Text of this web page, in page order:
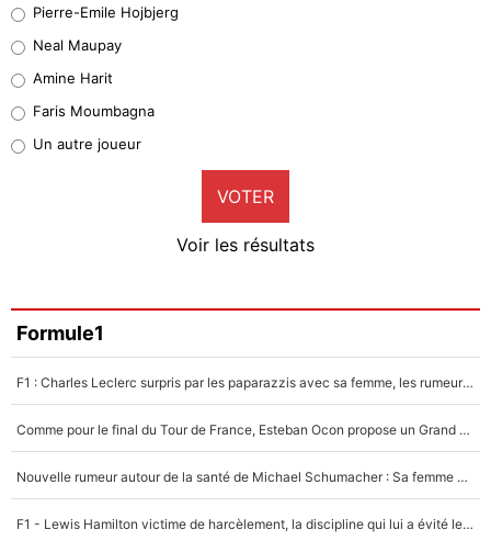
5%
1%
9%
Faris Moumbagna
5%
Un autre joueur
5%
Pierre-Emile Hojbjerg
Neal Maupay
Amine Harit
Faris Moumbagna
Un autre joueur
VOTER
Voir les résultats
Formule1
F1 : Charles Leclerc surpris par les paparazzis avec sa femme, les rumeurs étaient vraies !
Comme pour le final du Tour de France, Esteban Ocon propose un Grand Prix de Formule 1 à Paris : «Autour de l’Arc de Triomphe, ce serait génial» !
Nouvelle rumeur autour de la santé de Michael Schumacher : Sa femme Corinna sort du silence
F1 - Lewis Hamilton victime de harcèlement, la discipline qui lui a évité le pire : «J'aurais probablement mal tourné»